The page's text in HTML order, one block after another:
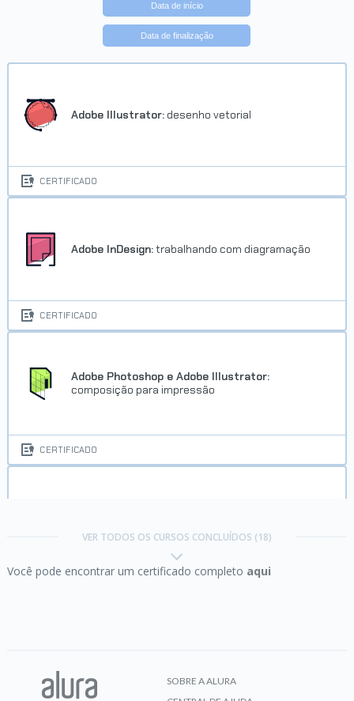
Data de início
Data de finalização
Adobe Illustrator: desenho vetorial
CERTIFICADO
Adobe InDesign:trabalhando com diagramação
CERTIFICADO
Adobe Photoshop e Adobe Illustrator:
composição para impressão
CERTIFICADO
VER TODOS OS CURSOS CONCLUÍDOS (18)
Você pode encontrar um certificado completo aqui
SOBRE A ALURA